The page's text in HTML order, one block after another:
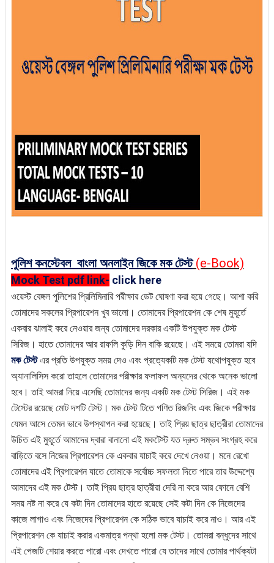
পুলিশ কনস্টেবল বাংলা অনলাইন জিকে মক টেস্ট(e-Book)
Mock Test pdf link- click here
ওয়েস্ট বেঙ্গল পুলিশের প্রিলিমিনারি পরীক্ষার ডেট ঘোষণা করা হয়ে গেছে। আশা করি
তোমাদের সকলের প্রিপারেশন খুব ভালো। তোমাদের প্রিপারেশন কে শেষ মুহূর্তে
একবার ঝালাই করে নেওয়ার জন্য তোমাদের দরকার একটি উপযুক্ত মক টেস্ট
সিরিজ। হাতে তোমাদের আর রাফলি কুড়ি দিন বাকি রয়েছে। এই সময়ে তোমরা যদি
মক টেস্টএর প্রতি উপযুক্ত সময় দেও এবং প্রত্যেকটি মক টেস্ট যথোপযুক্ত হবে
অ্যানালিসিস করো তাহলে তোমাদের পরীক্ষার ফলাফল অন্যদের থেকে অনেক ভালো
হবে। তাই আমরা নিয়ে এসেছি তোমাদের জন্য একটি মক টেস্ট সিরিজ। এই মক
টেস্টের রয়েছে মোট দশটি টেস্ট। মক টেস্ট টিতে গণিত রিজনিং এবং জিকে পরীক্ষায়
যেমন আসে তেমন ভাবে উপস্থাপন করা হয়েছে। তাই প্রিয় ছাত্র ছাত্রীরা তোমাদের
উচিত এই মুহূর্তে আমাদের দ্বারা বানানো এই মকটেস্ট যত দ্রুত সম্ভব সংগ্রহ করে
বাড়িতে বসে নিজের প্রিপারেশন কে একবার যাচাই করে দেখে নেওয়া। মনে রেখো
তোমাদের এই প্রিপারেশন যাতে তোমাকে সর্বোচ্চ সফলতা দিতে পারে তার উদ্দেশ্যে
আমাদের এই মক টেস্ট। তাই প্রিয় ছাত্র ছাত্রীরা দেরি না করে আর ফোনে বেশি
সময় নষ্ট না করে যে কটা দিন তোমাদের হাতে রয়েছে সেই কটা দিন কে নিজেদের
কাজে লাগাও এবং নিজেদের প্রিপারেশন কে সঠিক ভাবে যাচাই করে নাও। আর এই
প্রিপারেশন কে যাচাই করার একমাত্র পন্থা হলো মক টেস্ট। তোমরা বন্ধুদের সাথে
এই পেজটি শেয়ার করতে পারো এবং দেখতে পারো যে তাদের সাথে তোমার পার্থক্যটা